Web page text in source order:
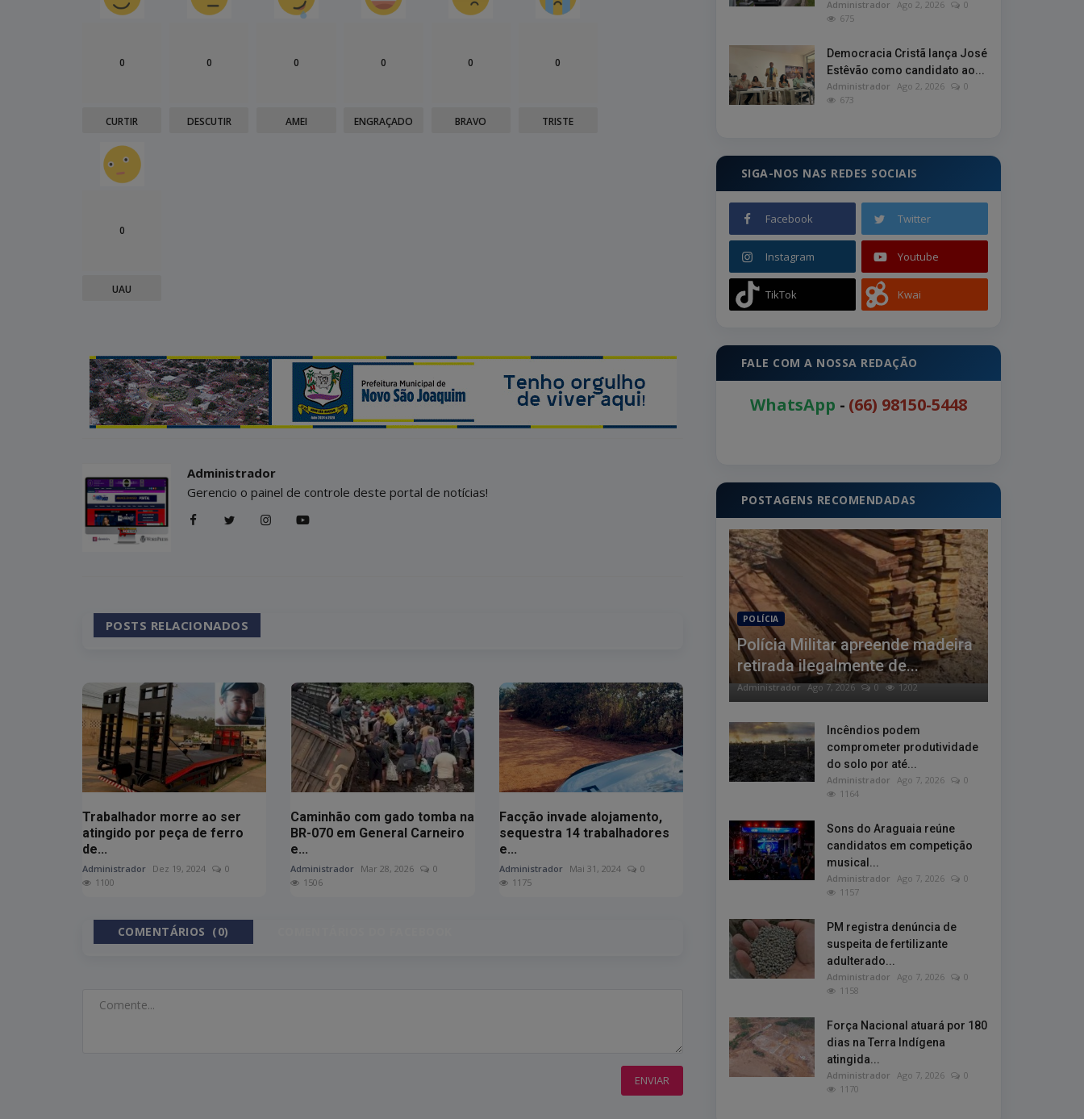
0
CURTIR
0
DESCUTIR
0
AMEI
0
ENGRAÇADO
0
BRAVO
0
TRISTE
0
UAU
Administrador
Gerencio o painel de controle deste portal de notícias!
POSTS RELACIONADOS
Trabalhador morre ao ser
atingido por peça de ferro
de...
Administrador Dez 19, 2024
0
1100
Caminhão com gado tomba na
BR-070 em General Carneiro
e...
Administrador Mar 28, 2026
0
1506
Facção invade alojamento,
sequestra 14 trabalhadores
e...
Administrador Mai 31, 2024
0
1175
COMENTÁRIOS (0)
ENVIAR
Administrador Ago 2, 2026
0
675
Democracia Cristã lança José
Estêvão como candidato ao...
Administrador Ago 2, 2026
0
673
SIGA-NOS NAS REDES SOCIAIS
Facebook Twitter
Instagram Youtube
TikTok Kwai
FALE COM A NOSSA REDAÇÃO
WhatsApp - (66) 98150-5448
POSTAGENS RECOMENDADAS
POLÍCIA
Polícia Militar apreende madeira
retirada ilegalmente de...
Administrador Ago 7, 2026 0 1202
Incêndios podem
comprometer produtividade
do solo por até...
Administrador Ago 7, 2026
0
1164
Sons do Araguaia reúne
candidatos em competição
musical...
Administrador Ago 7, 2026
0
1157
PM registra denúncia de
suspeita de fertilizante
adulterado...
Administrador Ago 7, 2026
0
1158
Força Nacional atuará por 180
dias na Terra Indígena
atingida...
Administrador Ago 7, 2026
0
1170